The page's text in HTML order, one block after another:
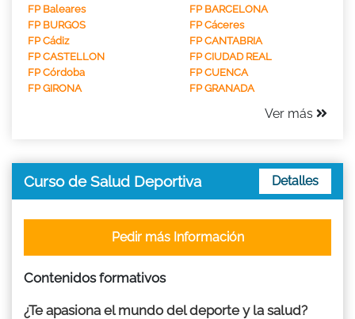
FP Baleares
FP BARCELONA
FP BURGOS
FP Cáceres
FP Cádiz
FP CANTABRIA
FP CASTELLON
FP CIUDAD REAL
FP Córdoba
FP CUENCA
FP GIRONA
FP GRANADA
Ver más
Curso de Salud Deportiva Detalles
Pedir más Información
Contenidos formativos
¿Te apasiona el mundo del deporte y la salud?